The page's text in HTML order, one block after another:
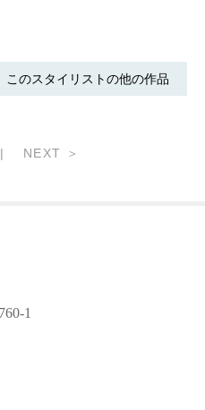
このスタイリストの他の作品
NEXT ＞
1